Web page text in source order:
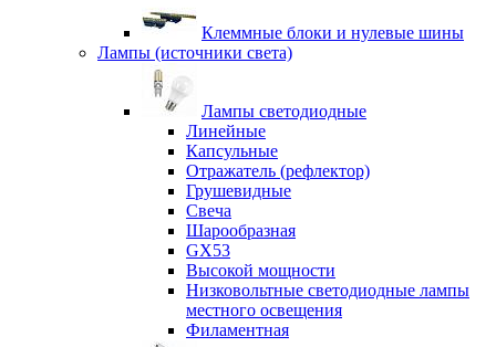
Клеммные блоки и нулевые шины
Лампы (источники света)
Лампы светодиодные
Линейные
Капсульные
Отражатель (рефлектор)
Грушевидные
Свеча
Шарообразная
GX53
Высокой мощности
Низковольтные светодиодные лампы
местного освещения
Филаментная